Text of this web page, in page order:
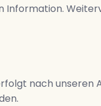
nach unseren